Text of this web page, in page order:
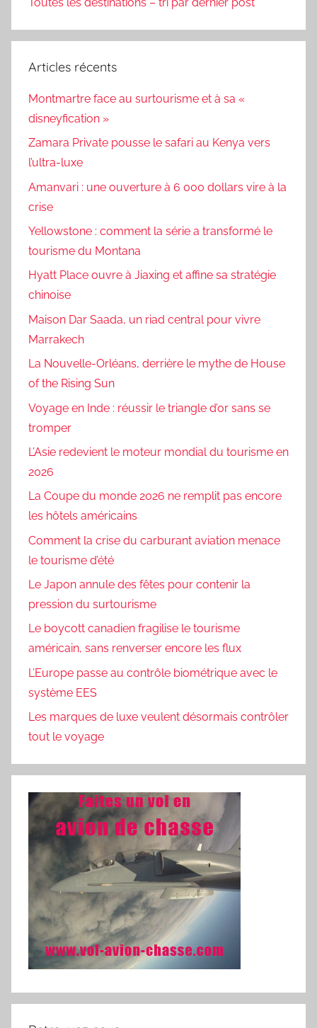
Articles récents
Montmartre face au surtourisme et à sa «
disneyfication »
Zamara Private pousse le safari au Kenya vers
l’ultra-luxe
Amanvari : une ouverture à 6 000 dollars vire à la
crise
Yellowstone : comment la série a transformé le
tourisme du Montana
Hyatt Place ouvre à Jiaxing et affine sa stratégie
chinoise
Maison Dar Saada, un riad central pour vivre
Marrakech
La Nouvelle-Orléans, derrière le mythe de House
of the Rising Sun
Voyage en Inde : réussir le triangle d’or sans se
tromper
L’Asie redevient le moteur mondial du tourisme en
2026
La Coupe du monde 2026 ne remplit pas encore
les hôtels américains
Comment la crise du carburant aviation menace
le tourisme d’été
Le Japon annule des fêtes pour contenir la
pression du surtourisme
Le boycott canadien fragilise le tourisme
américain, sans renverser encore les flux
L’Europe passe au contrôle biométrique avec le
système EES
Les marques de luxe veulent désormais contrôler
tout le voyage